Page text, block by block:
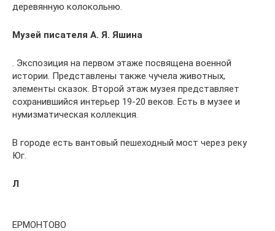
деревянную колокольню.
Музей писателя А. Я. Яшина
. Экспозиция на первом этаже посвящена военной
истории. Представлены также чучела животных,
элементы сказок. Второй этаж музея представляет
сохранившийся интерьер 19-20 веков. Есть в музее и
нумизматическая коллекция.
В городе есть вантовый пешеходный мост через реку
Юг.
Л
ЕРМОНТОВО